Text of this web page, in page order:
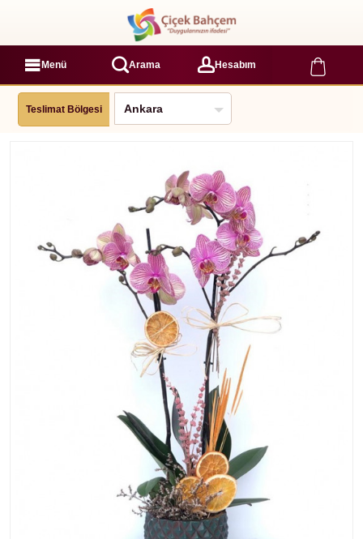
Menü Arama Hesabım
Teslimat Bölgesi